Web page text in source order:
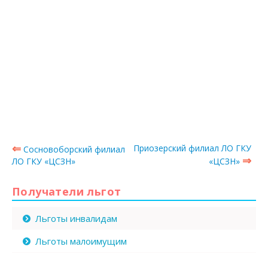
⇐ Сосновоборский филиал
ЛО ГКУ «ЦСЗН»
Приозерский филиал ЛО ГКУ
«ЦСЗН» ⇒
Получатели льгот
Льготы инвалидам
Льготы малоимущим